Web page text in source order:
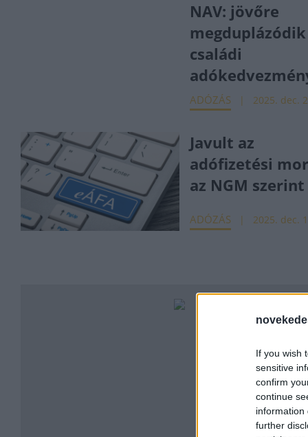
If you wish
sensitive
confirm
continue
information
further
NAV: jövőre
családi
ADÓZÁS 2025. dec.
Javult az
adófizetési
az NGM szerint
ADÓZÁS 2025. dec.